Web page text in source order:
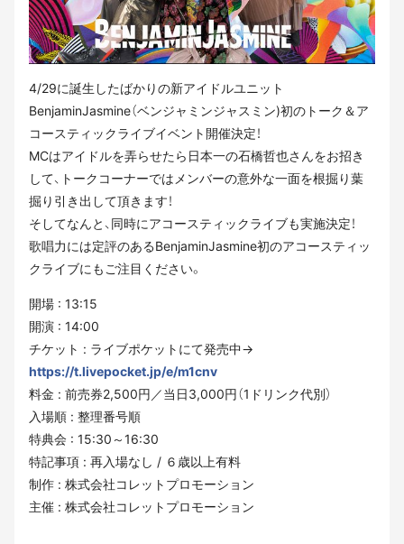
4/29に誕生したばかりの新アイドルユニット
BenjaminJasmine（ベンジャミンジャスミン)初のトーク＆ア
コースティックライブイベント開催決定！
MCはアイドルを弄らせたら日本一の石橋哲也さんをお招き
して、トークコーナーではメンバーの意外な一面を根掘り葉
掘り引き出して頂きます！
そしてなんと、同時にアコースティックライブも実施決定！
歌唱力には定評のあるBenjaminJasmine初のアコースティッ
クライブにもご注目ください。
開場 : 13:15
開演 : 14:00
チケット : ライブポケットにて発売中→
https://t.livepocket.jp/e/m1cnv
料金 : 前売券2,500円／当日3,000円（1ドリンク代別）
入場順 : 整理番号順
特典会 : 15:30～16:30
特記事項 : 再入場なし / ６歳以上有料
制作 : 株式会社コレットプロモーション
主催 : 株式会社コレットプロモーション